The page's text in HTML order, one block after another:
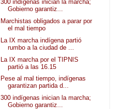
300 indígenas inician la marcha;
Gobierno garantiz...
Marchistas obligados a parar por
el mal tiempo
La IX marcha indígena partió
rumbo a la ciudad de ...
La IX marcha por el TIPNIS
partió a las 16.15
Pese al mal tiempo, indígenas
garantizan partida d...
300 indígenas inician la marcha;
Gobierno garantiz...